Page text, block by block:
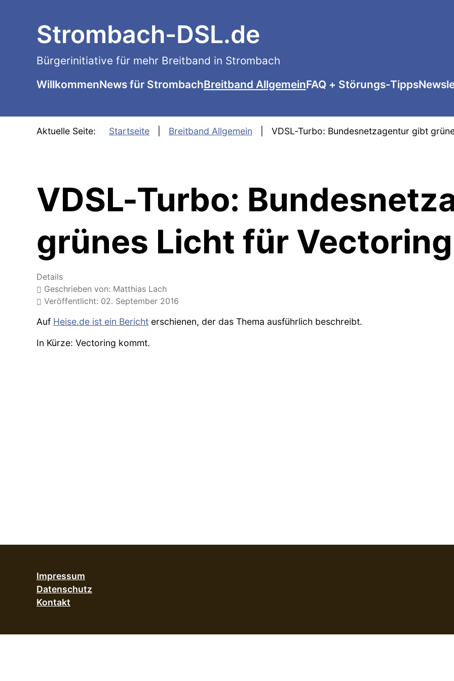
Strombach-DSL.de
Bürgerinitiative für mehr Breitband in Strombach
WillkommenNews für StrombachBreitband AllgemeinFAQ + Störungs-Tipps
Aktuelle Seite: Startseite Breitband Allgemein VDSL-Turbo: Bundesnetzagentur gibt
VDSL-Turbo:
grünes Licht für Vectoring
Details
Geschrieben von: Matthias Lach
Veröffentlicht: 02. September 2016
Auf Heise.de ist ein Bericht erschienen, der das Thema ausführlich beschreibt.
In Kürze: Vectoring kommt.
Impressum
Datenschutz
Kontakt